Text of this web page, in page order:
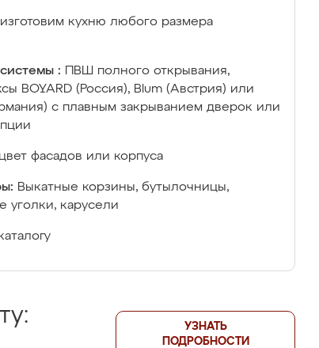
изготовим кухню любого размера
:
ПВШ полного открывания,
BOYARD (Россия), Blum (Австрия) или
с плавным закрыванием дверок или
фасадов или корпуса
Выкатные корзины, бутылочницы,
уголки, карусели
УЗНАТЬ
ПОДРОБНОСТИ